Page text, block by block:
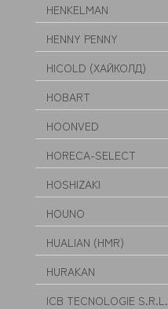
HENKELMAN
HENNY PENNY
HICOLD (ХАЙКОЛД)
HOBART
HOONVED
HORECA-SELECT
HOSHIZAKI
HOUNO
HUALIAN (HMR)
HURAKAN
ICB TECNOLOGIE S.R.L.